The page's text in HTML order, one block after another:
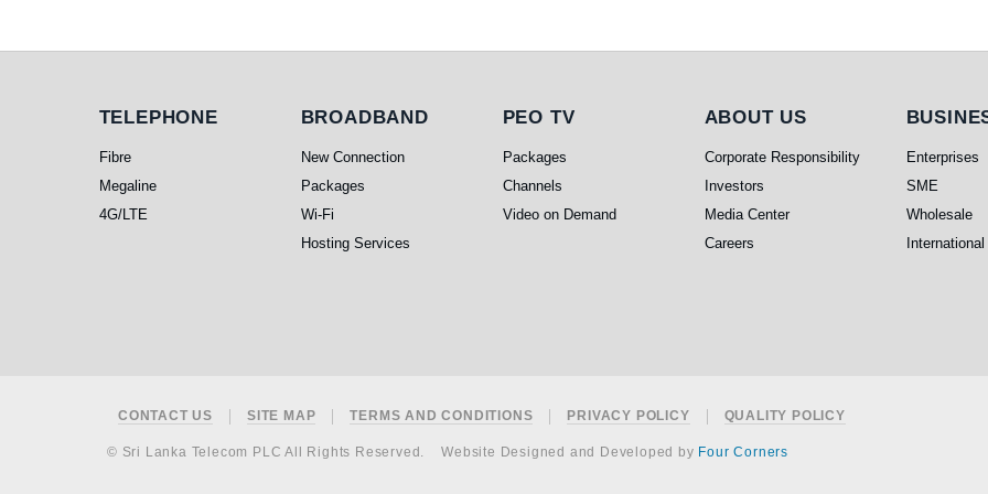
Telephone
TELEPHONE
Fibre
Megaline
4G/LTE
Broadband
BROADBAND
New Connection
Packages
Wi-Fi
Hosting Services
PEO TV
PEO TV
Packages
Channels
Video on Demand
About Us
ABOUT US
Corporate Responsibility
Investors
Media Center
Careers
Enterprises
SME
Wholesale
International
Footer
CONTACT US SITE MAP TERMS AND CONDITIONS PRIVACY POLICY QUALITY POLICY
© Sri Lanka Telecom PLC All Rights Reserved. Website Designed and Developed by Four Corners